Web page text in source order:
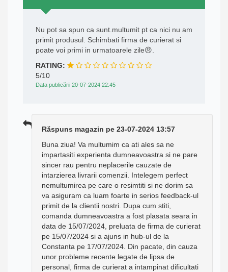
Nu pot sa spun ca sunt.multumit pt ca nici nu am
primit produsul. Schimbati firma de curierat si
poate voi primi in urmatoarele zile😠.
RATING:
5/10
Data publicării 20-07-2024 22:45
Răspuns magazin pe 23-07-2024 13:57
Buna ziua! Va multumim ca ati ales sa ne
impartasiti experienta dumneavoastra si ne pare
sincer rau pentru neplacerile cauzate de
intarzierea livrarii comenzii. Intelegem perfect
nemultumirea pe care o resimtiti si ne dorim sa
va asiguram ca luam foarte in serios feedback-ul
primit de la clientii nostri. Dupa cum stiti,
comanda dumneavoastra a fost plasata seara in
data de 15/07/2024, preluata de firma de curierat
pe 15/07/2024 si a ajuns in hub-ul de la
Constanta pe 17/07/2024. Din pacate, din cauza
unor probleme recente legate de lipsa de
personal, firma de curierat a intampinat dificultati